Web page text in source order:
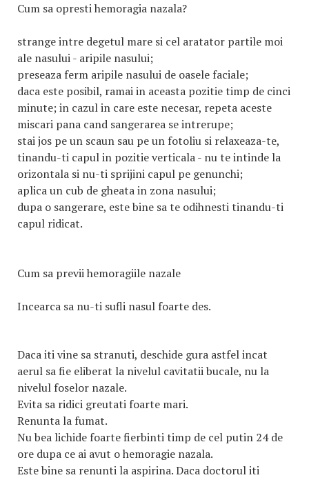
Cum sa opresti hemoragia nazala?
strange intre degetul mare si cel aratator partile moi
ale nasului - aripile nasului;
preseaza ferm aripile nasului de oasele faciale;
daca este posibil, ramai in aceasta pozitie timp de cinci
minute; in cazul in care este necesar, repeta aceste
miscari pana cand sangerarea se intrerupe;
stai jos pe un scaun sau pe un fotoliu si relaxeaza-te,
tinandu-ti capul in pozitie verticala - nu te intinde la
orizontala si nu-ti sprijini capul pe genunchi;
aplica un cub de gheata in zona nasului;
dupa o sangerare, este bine sa te odihnesti tinandu-ti
capul ridicat.
Cum sa previi hemoragiile nazale
Incearca sa nu-ti sufli nasul foarte des.
Daca iti vine sa stranuti, deschide gura astfel incat
aerul sa fie eliberat la nivelul cavitatii bucale, nu la
nivelul foselor nazale.
Evita sa ridici greutati foarte mari.
Renunta la fumat.
Nu bea lichide foarte fierbinti timp de cel putin 24 de
ore dupa ce ai avut o hemoragie nazala.
Este bine sa renunti la aspirina. Daca doctorul iti